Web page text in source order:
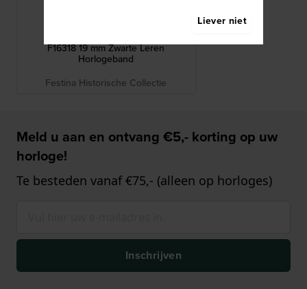
F16318 19 mm Zwarte Leren
Horlogeband
Festina Historische Collectie
Meld u aan en ontvang €5,- korting op uw
horloge!
Te besteden vanaf €75,- (alleen op horloges)
Inschrijven
Liever niet